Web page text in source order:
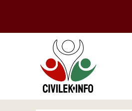
tartalomba